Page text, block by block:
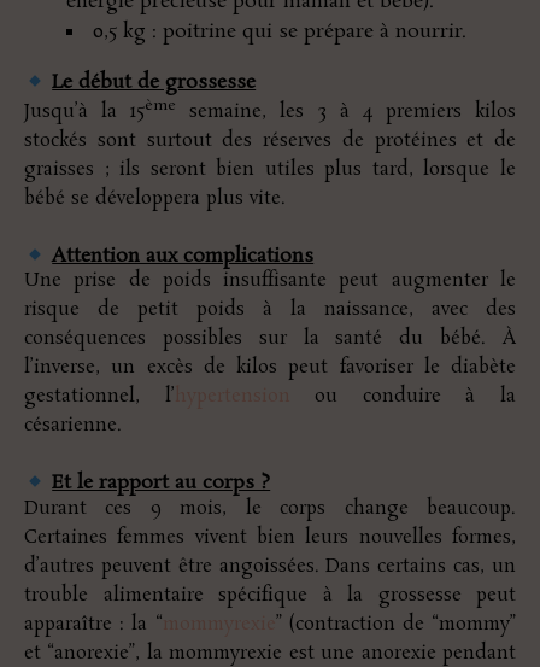
0,5 kg : poitrine qui se prépare à nourrir.
Le début de grossesse
Jusqu’à la 15ème
semaine, les 3 à 4 premiers kilos
stockés sont surtout des réserves de protéines et de
graisses ; ils seront bien utiles plus tard, lorsque le
bébé se développera plus vite.
Attention aux complications
Une prise de poids insuffisante peut augmenter le
risque de petit poids à la naissance, avec des
conséquences possibles sur la santé du bébé. À
l’inverse, un excès de kilos peut favoriser le diabète
gestationnel, l’
ou conduire à la
césarienne.
Et le rapport au corps ?
Durant ces 9 mois, le corps change beaucoup.
Certaines femmes vivent bien leurs nouvelles formes,
d’autres peuvent être angoissées. Dans certains cas, un
trouble alimentaire spécifique à la grossesse peut
apparaître : la “
” (contraction de “mommy”
et “anorexie”, la mommyrexie est une anorexie pendant